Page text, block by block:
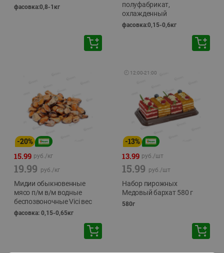
фасовка:0,8-1кг
полуфабрикат,
охлажденный
фасовка:0,15-0,6кг
-20%
15.99 руб./кг
19.99 руб./кг
Мидии обыкновенные
мясо п/м в/м водные
беспозвоночные Vici вес
фасовка: 0,15-0,65кг
🕘 12:00-21:00
-13%
13.99 руб./шт
15.99 руб./шт
Набор пирожных
Медовый бархат 580 г
580г